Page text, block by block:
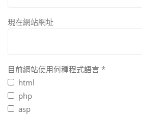
現在網站網址
目前網站使用何種程式語言 *
html
php
asp